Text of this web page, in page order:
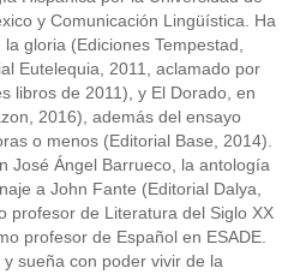
y Comunicación Lingüística. Ha
gloria (Ediciones Tempestad,
Eutelequia, 2011, aclamado por
libros de 2011), y El Dorado, en
2016), además del ensayo
o menos (Editorial Base, 2014).
José Ángel Barrueco, la antología
a John Fante (Editorial Dalya,
profesor de Literatura del Siglo XX
profesor de Español en ESADE.
sueña con poder vivir de la